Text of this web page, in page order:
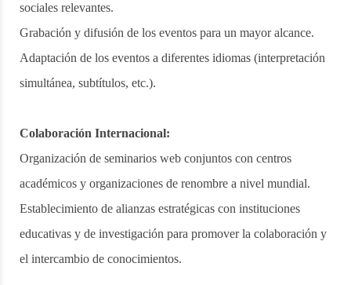
sociales relevantes.
Grabación y difusión de los eventos para un mayor alcance.
Adaptación de los eventos a diferentes idiomas (interpretación
simultánea, subtítulos, etc.).
Colaboración Internacional:
Organización de seminarios web conjuntos con centros
académicos y organizaciones de renombre a nivel mundial.
Establecimiento de alianzas estratégicas con instituciones
educativas y de investigación para promover la colaboración y
el intercambio de conocimientos.